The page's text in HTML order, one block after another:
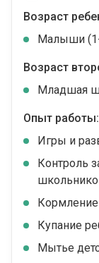
Возраст
Малыши
Возраст
Младшая
Опыт работы:
Игры и
Контроль
Купание
Мытье